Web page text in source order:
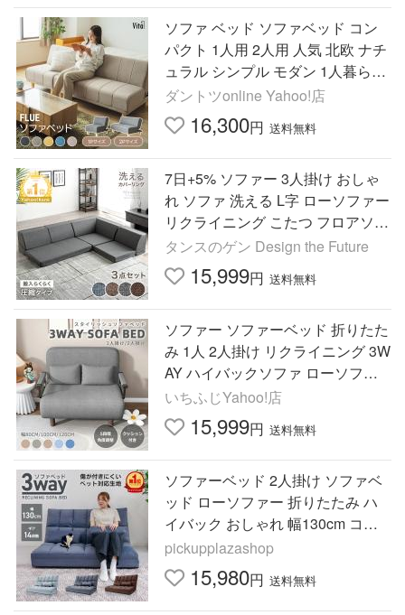
ソファ ベッド ソファベッド コン
パクト 1人用 2人用 人気 北欧 ナチ
ュラル シンプル モダン 1人暮らし
おしゃれ リビング ローソファ 爆
買
ダントツonline Yahoo!店
16,300円 送料無料
7日+5% ソファー 3人掛け おしゃ
れ ソファ 洗える L字 ローソファー
リクライニング こたつ フロアソフ
ァー カウチソファ コーナーソファ
ー 43300235
タンスのゲン Design the Future
15,999円 送料無料
ソファー ソファーベッド 折りたた
み 1人 2人掛け リクライニング 3W
AY ハイバックソファ ローソファ
ー おしゃれ 簡易ベッド 1人 2人 送
料無料
いちふじYahoo!店
15,999円 送料無料
ソファーベッド 2人掛け ソファベ
ッド ローソファー 折りたたみ ハ
イバック おしゃれ 幅130cm コン
パクト ペット対応
pickupplazashop
15,980円 送料無料